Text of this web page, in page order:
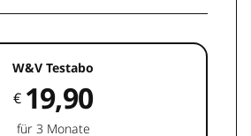
W&V Testabo
€ 19,90
für 3 Monate